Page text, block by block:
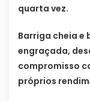
quarta vez.
Barriga cheia e
engraçada,
compromisso
próprios